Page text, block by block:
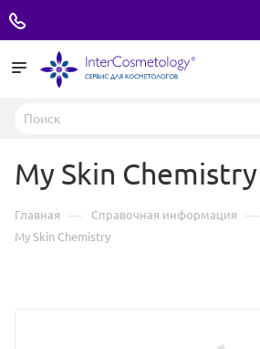
My Skin Chemistry
Главная — Справочная информация —
My Skin Chemistry